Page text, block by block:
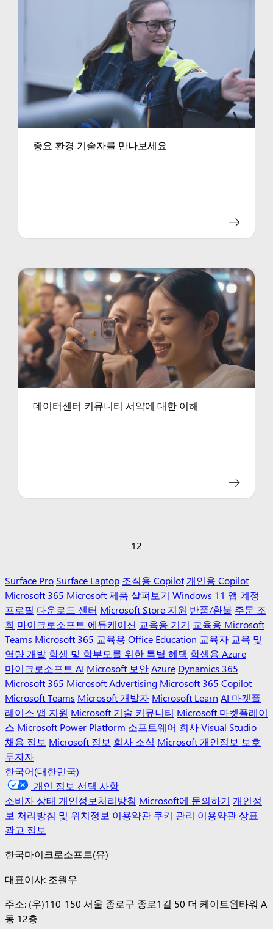
중요 환경 기술자를 만나보세요
데이터센터 커뮤니티 서약에 대한 이해
12
Surface Pro Surface Laptop 조직용 Copilot 개인용 Copilot
Microsoft 365 Microsoft 제품 살펴보기 Windows 11 앱 계정
프로필 다운로드 센터 Microsoft Store 지원 반품/환불 주문 조
회 마이크로소프트 에듀케이션 교육용 기기 교육용 Microsoft
Teams Microsoft 365 교육용 Office Education 교육자 교육 및
역량 개발 학생 및 학부모를 위한 특별 혜택 학생용 Azure
마이크로소프트 AI Microsoft 보안Azure Dynamics 365
Microsoft 365 Microsoft Advertising Microsoft 365 Copilot
Microsoft Teams Microsoft 개발자 Microsoft Learn AI 마켓플
레이스 앱 지원 Microsoft 기술 커뮤니티 Microsoft 마켓플레이
스 Microsoft Power Platform 소프트웨어 회사Visual Studio
채용 정보 Microsoft 정보 회사 소식 Microsoft 개인정보 보호
투자자
한국어(대한민국)
개인 정보 선택 사항
소비자 상태 개인정보처리방침 Microsoft에 문의하기 개인정
보 처리방침 및 위치정보 이용약관 쿠키 관리 이용약관상표
광고 정보
한국마이크로소프트(유)
대표이사: 조원우
주소: (우)110-150 서울 종로구 종로1길 50 더 케이트윈타워 A
동 12층